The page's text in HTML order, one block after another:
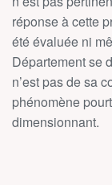
réponse à cette
été évaluée ni
Département se
n’est pas de sa
phénomène
dimensionnant.